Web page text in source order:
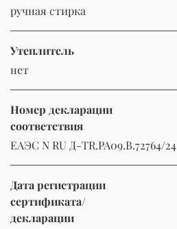
ручная стирка
Утеплитель
нет
Номер декларации
соответствия
ЕАЭС N RU Д-TR.РА09.В.72764/24
Дата регистрации
сертификата/
декларации